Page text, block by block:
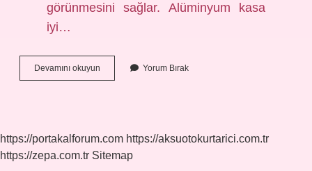
görünmesini sağlar. Alüminyum kasa
iyi…
Devamını okuyun Alüminyum
Çamaşır
Yorum Bırak
https://portakalforum.com https://aksuotokurtarici.com.tr
https://zepa.com.tr Sitemap